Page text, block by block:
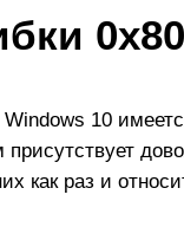
10
как раз и